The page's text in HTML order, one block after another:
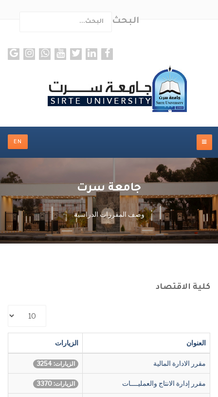
البحث
EN
جامعة سرت
وصف المقررات الدراسية
كلية الاقتصاد
العنوان الزيارات
مقرر الادارة المالية الزيارات: 3254
مقرر إدارة الانتاج والعمليــــات الزيارات: 3370